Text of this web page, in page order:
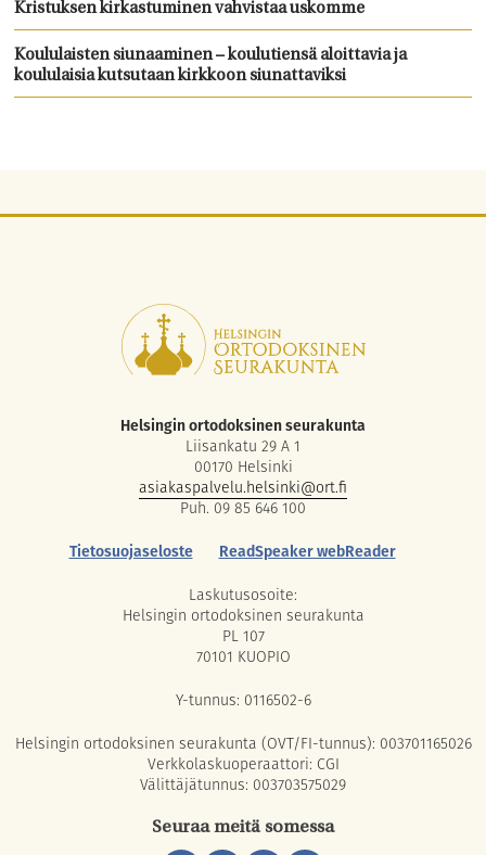
Kristuksen kirkastuminen vahvistaa uskomme
Koululaisten siunaaminen – koulutiensä aloittavia ja
koululaisia kutsutaan kirkkoon siunattaviksi
Helsingin ortodoksinen seurakunta
Liisankatu 29 A 1
00170 Helsinki
asiakaspalvelu.helsinki@ort.fi
Puh. 09 85 646 100
Tietosuojaseloste
ReadSpeaker webReader
Laskutusosoite:
Helsingin ortodoksinen seurakunta
PL 107
70101 KUOPIO
Y-tunnus: 0116502-6
Helsingin ortodoksinen seurakunta (OVT/FI-tunnus): 003701165026
Verkkolaskuoperaattori: CGI
Välittäjätunnus: 003703575029
Seuraa meitä somessa